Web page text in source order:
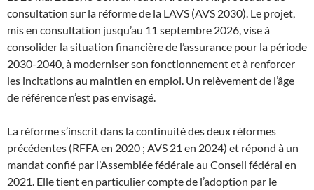
consultation sur la réforme de la LAVS (AVS 2030). Le projet,
mis en consultation jusqu’au 11 septembre 2026, vise à
consolider la situation financière de l’assurance pour la période
2030-2040, à moderniser son fonctionnement et à renforcer
les incitations au maintien en emploi. Un relèvement de l’âge
de référence n’est pas envisagé.
La réforme s’inscrit dans la continuité des deux réformes
précédentes (RFFA en 2020 ; AVS 21 en 2024) et répond à un
mandat confié par l’Assemblée fédérale au Conseil fédéral en
2021. Elle tient en particulier compte de l’adoption par le